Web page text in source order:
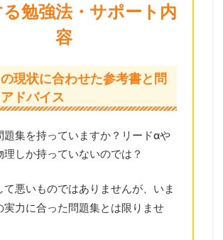
勉強法・サポート内
容
現状に合わせた参考書と問
ドバイス
題集を持っていますか？リードαや
理しか持っていないのでは？
て悪いものではありませんが、いま
実力に合った問題集とは限りませ